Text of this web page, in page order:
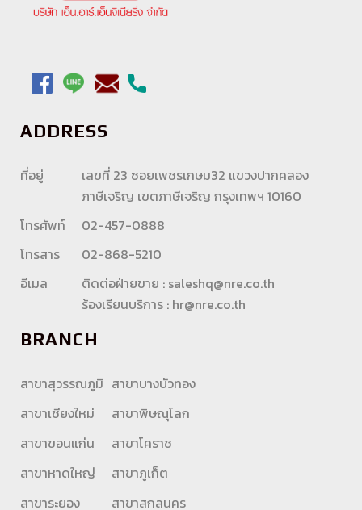
ADDRESS
ที่อยู่
เลขที่ 23 ซอยเพชรเกษม32 แขวงปากคลอง
ภาษีเจริญ เขตภาษีเจริญ กรุงเทพฯ 10160
โทรศัพท์
02-457-0888
โทรสาร
02-868-5210
อีเมล
ติดต่อฝ่ายขาย : saleshq@nre.co.th
ร้องเรียนบริการ : hr@nre.co.th
BRANCH
สาขาสุวรรณภูมิ สาขาบางบัวทอง
สาขาเชียงใหม่
สาขาพิษณุโลก
สาขาขอนแก่น
สาขาโคราช
สาขาหาดใหญ่
สาขาภูเก็ต
สาขาระยอง
สาขาสกลนคร